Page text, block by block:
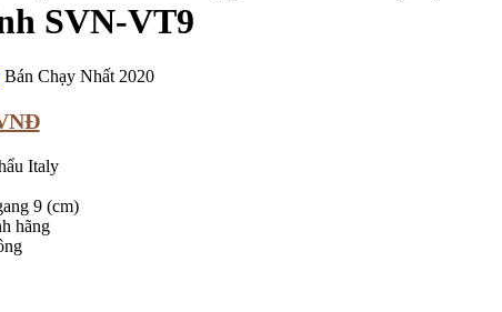
SVN-VT9
Bán Chạy Nhất 2020
Italy
9 (cm)
hãng